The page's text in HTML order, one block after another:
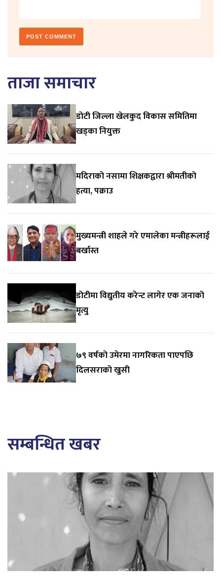
ताजा समाचार
डाेटी जिल्ला खेलकुद विकास समितिमा
खड्का नियुक्त
मदिराको नसामा शिक्षकद्वारा श्रीमतीको
हत्या, पक्राउ
मुख्यमन्त्री शाहले गरे एमालेका मन्त्रीहरूलाई
बर्खास्त
डोटीमा विद्युतीय करेन्ट लागेर एक जनाको
मृत्यु
७९ वर्षको उमेरमा नागरिकता पाएपछि
दिलसराको खुसी
सम्बन्धित खबर